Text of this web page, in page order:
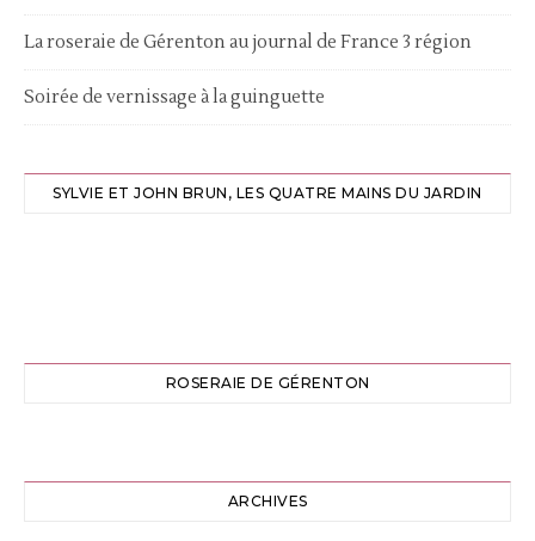
La roseraie de Gérenton au journal de France 3 région
Soirée de vernissage à la guinguette
SYLVIE ET JOHN BRUN, LES QUATRE MAINS DU JARDIN
ROSERAIE DE GÉRENTON
ARCHIVES